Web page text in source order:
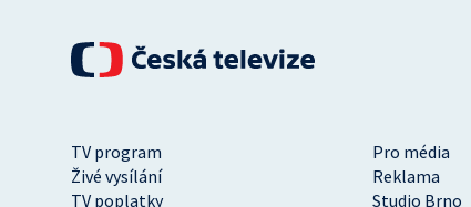
TV program
Pro média
Živé vysílání
Reklama
TV poplatky
Studio Brno